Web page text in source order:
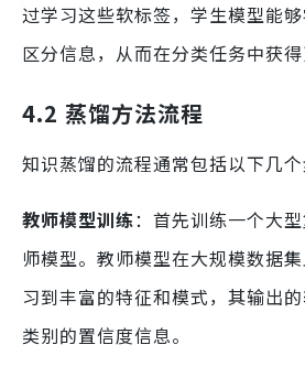
过学习这些软标签，学生模型能
区分信息，从而在分类任务中获得
4.2 蒸馏方法流程
知识蒸馏的流程通常包括以下几个
教师模型训练：首先训练一个大
师模型。教师模型在大规模数据
习到丰富的特征和模式，其输出
类别的置信度信息。